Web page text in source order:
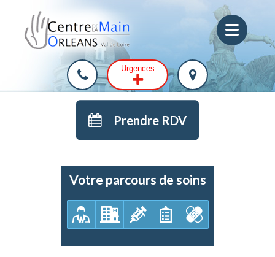
Urgences
Prendre RDV
Votre parcours de soins